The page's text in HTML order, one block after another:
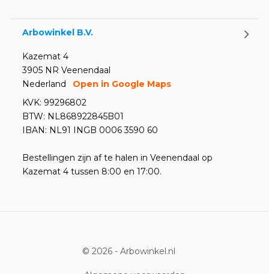
Arbowinkel B.V.
Kazemat 4
3905 NR Veenendaal
Nederland
Open in Google Maps
KVK: 99296802
BTW: NL868922845B01
IBAN: NL91 INGB 0006 3590 60
Bestellingen zijn af te halen in Veenendaal op
Kazemat 4 tussen 8:00 en 17:00.
© 2026 - Arbowinkel.nl